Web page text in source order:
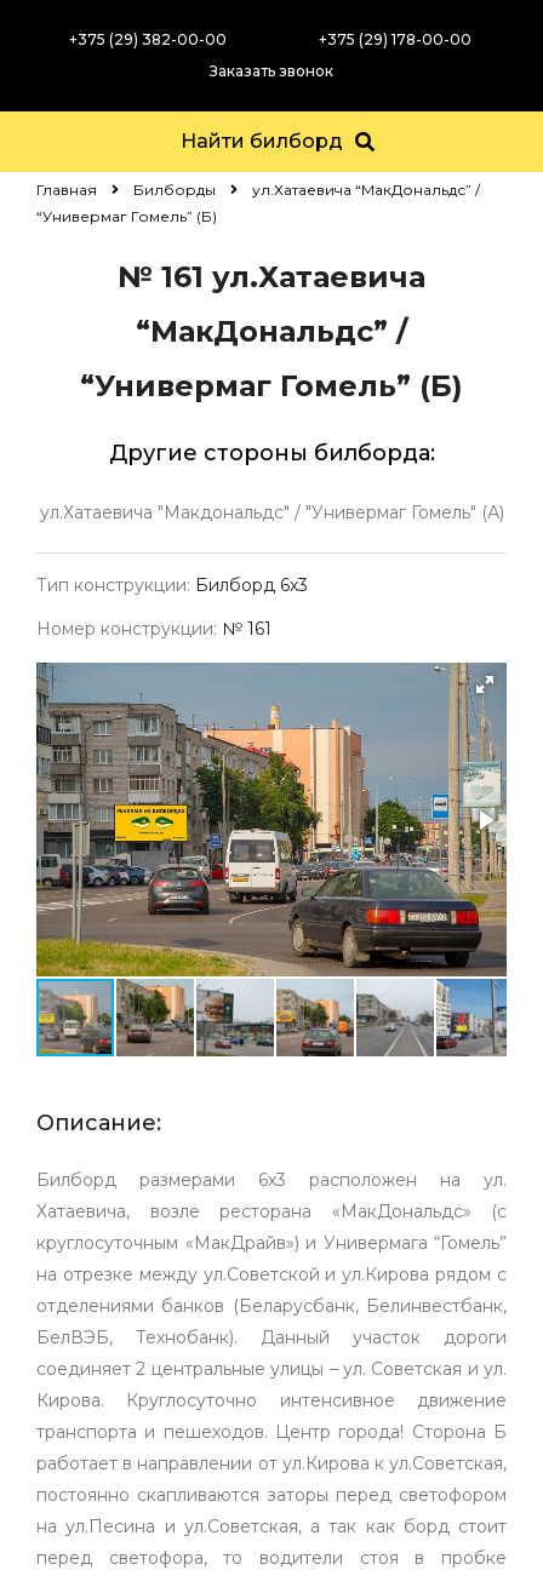
+375 (29) 382-00-00
+375 (29) 178-00-00
Заказать звонок
Найти билборд
Главная Билборды
ул.Хатаевича “МакДональдс” /
“Универмаг Гомель” (Б)
№ 161 ул.Хатаевича
“МакДональдс” /
“Универмаг Гомель” (Б)
Другие стороны билборда:
ул.Хатаевича "Макдональдс" / "Универмаг Гомель" (А)
Тип конструкции: Билборд 6х3
Номер конструкции: № 161
Описание:
Билборд размерами 6х3 расположен на ул.
Хатаевича, возле ресторана «МакДональдс» (с
круглосуточным «МакДрайв») и Универмага “Гомель”
на отрезке между ул.Советской и ул.Кирова рядом с
отделениями банков (Беларусбанк, Белинвестбанк,
БелВЭБ, Технобанк). Данный участок дороги
соединяет 2 центральные улицы – ул. Советская и ул.
Кирова. Круглосуточно интенсивное движение
транспорта и пешеходов. Центр города! Сторона Б
работает в направлении от ул.Кирова к ул.Советская,
постоянно скапливаются заторы перед светофором
на ул.Песина и ул.Советская, а так как борд стоит
перед светофора, то водители стоя в пробке